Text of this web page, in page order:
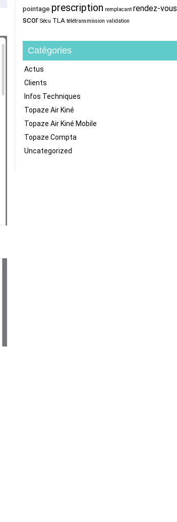
pointage prescription remplacant rendez-vous
scor Sécu TLA télétransmission validation
Catégories
Actus
Clients
Infos Techniques
Topaze Air Kiné
Topaze Air Kiné Mobile
Topaze Compta
Uncategorized